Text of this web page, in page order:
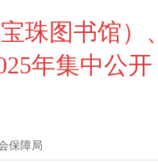
珠图书馆）
年集中公开
保障局